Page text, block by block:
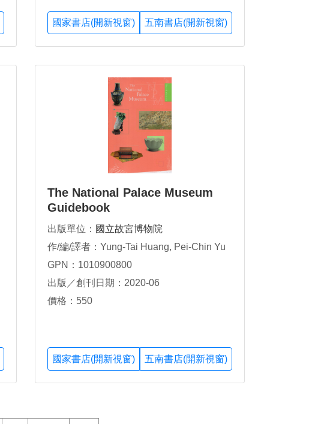
國家書店(開新視窗) 五南書店(開新視窗)
The National Palace Museum
Guidebook
出版單位： 國立故宮博物院
作/編/譯者：Yung-Tai Huang, Pei-Chin Yu
GPN：1010900800
出版／創刊日期：2020-06
價格：550
國家書店(開新視窗) 五南書店(開新視窗)